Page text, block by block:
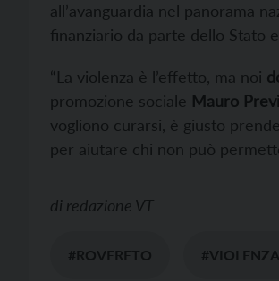
all’avanguardia nel panorama
finanziario da parte dello Stato
“La violenza è l’effetto, ma noi
promozione sociale Mauro
vogliono curarsi, è giusto
per aiutare chi non può
di redazione VT
#ROVERETO